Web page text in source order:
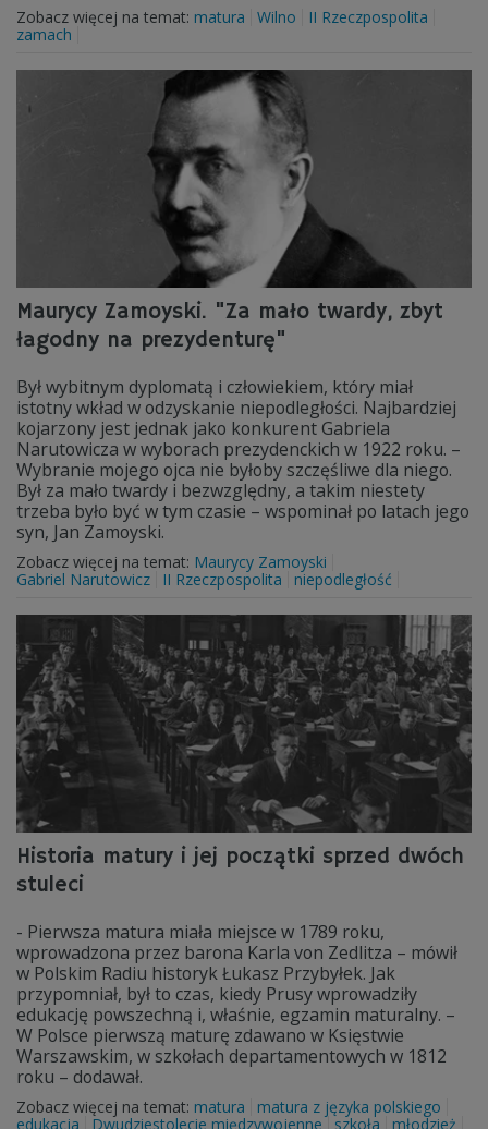
Zobacz więcej na temat: matura Wilno
II Rzeczpospolita
zamach
Maurycy Zamoyski. "Za mało twardy, zbyt
łagodny na prezydenturę"
Był wybitnym dyplomatą i człowiekiem, który miał
istotny wkład w odzyskanie niepodległości. Najbardziej
kojarzony jest jednak jako konkurent Gabriela
Narutowicza w wyborach prezydenckich w 1922 roku. –
Wybranie mojego ojca nie byłoby szczęśliwe dla niego.
Był za mało twardy i bezwzględny, a takim niestety
trzeba było być w tym czasie – wspominał po latach jego
syn, Jan Zamoyski.
Zobacz więcej na temat: Maurycy Zamoyski
Gabriel Narutowicz
II Rzeczpospolita niepodległość
Historia matury i jej początki sprzed dwóch
stuleci
- Pierwsza matura miała miejsce w 1789 roku,
wprowadzona przez barona Karla von Zedlitza – mówił
w Polskim Radiu historyk Łukasz Przybyłek. Jak
przypomniał, był to czas, kiedy Prusy wprowadziły
edukację powszechną i, właśnie, egzamin maturalny. –
W Polsce pierwszą maturę zdawano w Księstwie
Warszawskim, w szkołach departamentowych w 1812
roku – dodawał.
Zobacz więcej na temat: matura
matura z języka polskiego
edukacja
Dwudziestolecie międzywojenne szkoła młodzież